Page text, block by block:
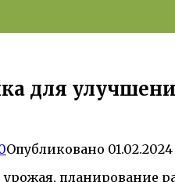
для
Опубликовано 01.02.2024